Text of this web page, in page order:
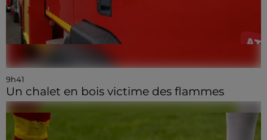
9h41
Un chalet en bois victime des flammes